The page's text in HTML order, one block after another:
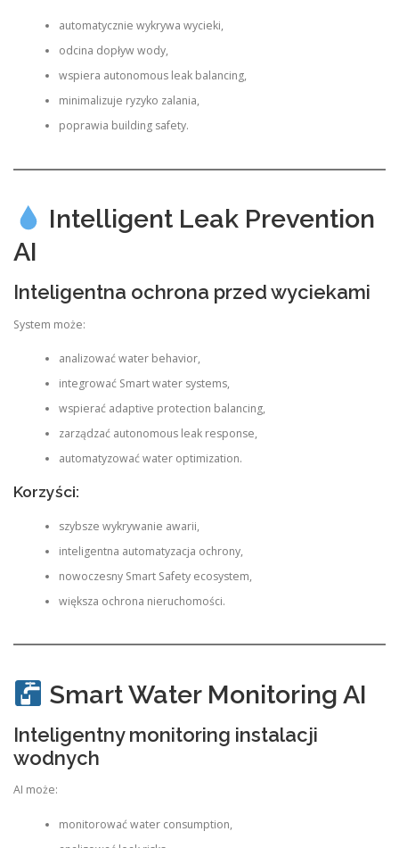
automatycznie wykrywa wycieki,
odcina dopływ wody,
wspiera autonomous leak balancing,
minimalizuje ryzyko zalania,
poprawia building safety.
Intelligent Leak Prevention
AI
Inteligentna ochrona przed wyciekami
System może:
analizować water behavior,
integrować Smart water systems,
wspierać adaptive protection balancing,
zarządzać autonomous leak response,
automatyzować water optimization.
Korzyści:
szybsze wykrywanie awarii,
inteligentna automatyzacja ochrony,
nowoczesny Smart Safety ecosystem,
większa ochrona nieruchomości.
Smart Water Monitoring AI
Inteligentny monitoring instalacji
wodnych
AI może:
monitorować water consumption,